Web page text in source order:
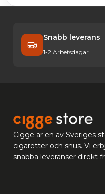
Snabb leverans
1-2 Arbetsdagar
Cigge är en av Sveriges
cigaretter och snus. Vi
snabba leveranser direkt